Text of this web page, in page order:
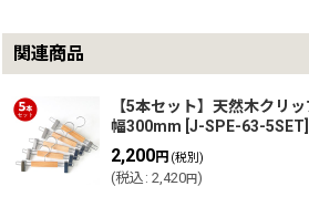
関連商品
【5本セット】天然木クリ
幅300mm J-SPE-63-5SET
2,200円 (税別)
(税込 : 2,420円)